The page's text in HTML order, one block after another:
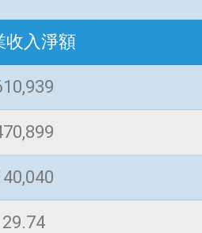
收入淨額
29.74